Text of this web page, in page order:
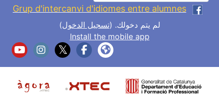
Grup d'intercanvi d'idiomes entre alumnes
لم يتم دخولك. (تسجيل الدخول)
Install the mobile app